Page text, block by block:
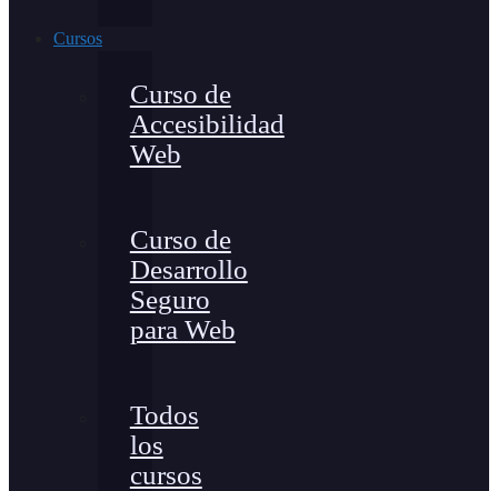
Cursos
Curso de
Accesibilidad
Web
Curso de
Desarrollo
Seguro
para Web
Todos
los
cursos